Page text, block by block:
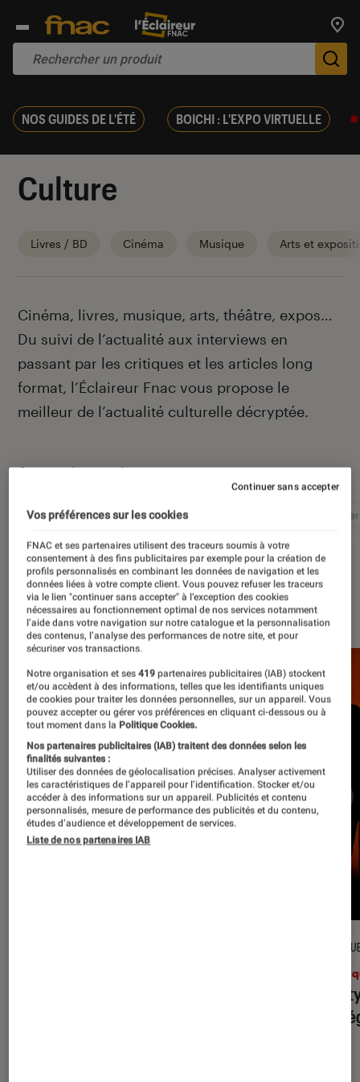
NOS GUIDES DE L'ÉTÉ BOICHI : L'EXPO VIRTUELLE
Culture
Livres / BD Cinéma Musique Arts et
Introduction
Cinéma, livres, musique, arts, théâtre, expos…
Du suivi de l’actualité aux interviews en
passant par les critiques et les articles long
format, l’Éclaireur Fnac vous propose le
meilleur de l’actualité culturelle décryptée.
Autour de ce sujet
Littérature Film Roman
À la une
leur
Vos préférences sur les cookies
FNAC et ses partenaires utilisent des traceurs soumis à votre
consentement à des fins publicitaires par exemple pour la création de
profils personnalisés en combinant les données de navigation et les
données liées à votre compte client. Vous pouvez refuser les traceurs
via le lien "continuer sans accepter" à l’exception des cookies
nécessaires au fonctionnement optimal de nos services notamment
l’aide dans votre navigation sur notre catalogue et la personnalisation
des contenus, l’analyse des performances de notre site, et pour
sécuriser vos transactions.
Notre organisation et ses419 partenaires publicitaires (IAB) stockent
et/ou accèdent à des informations, telles que les identifiants uniques
de cookies pour traiter les données personnelles, sur un appareil. Vous
pouvez accepter ou gérer vos préférences en cliquant ci-dessous ou à
tout moment dans la Politique Cookies.
Nos partenaires publicitaires (IAB) traitent des données selon les
finalités suivantes :
Utiliser des données de géolocalisation précises. Analyser activement
les caractéristiques de l’appareil pour l’identification. Stocker et/ou
accéder à des informations sur un appareil. Publicités et contenu
personnalisés, mesure de performance des publicités et du contenu,
études d’audience et développement de services.
Liste de nos partenaires IAB
Continuer sans accepter